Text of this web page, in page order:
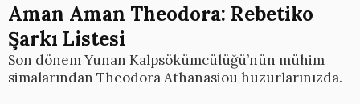
Aman Aman Theodora: Rebetiko
Şarkı Listesi
Son dönem Yunan Kalpsökümcülüğü’nün mühim
simalarından Theodora Athanasiou huzurlarınızda.